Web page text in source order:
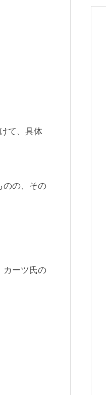
て、具体
のの、その
カーツ氏の